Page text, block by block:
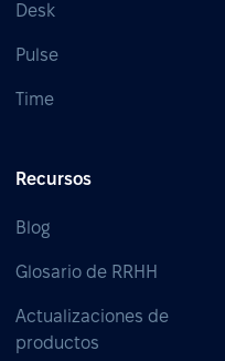
Desk
Pulse
Time
Recursos
Blog
Glosario de RRHH
Actualizaciones de
productos